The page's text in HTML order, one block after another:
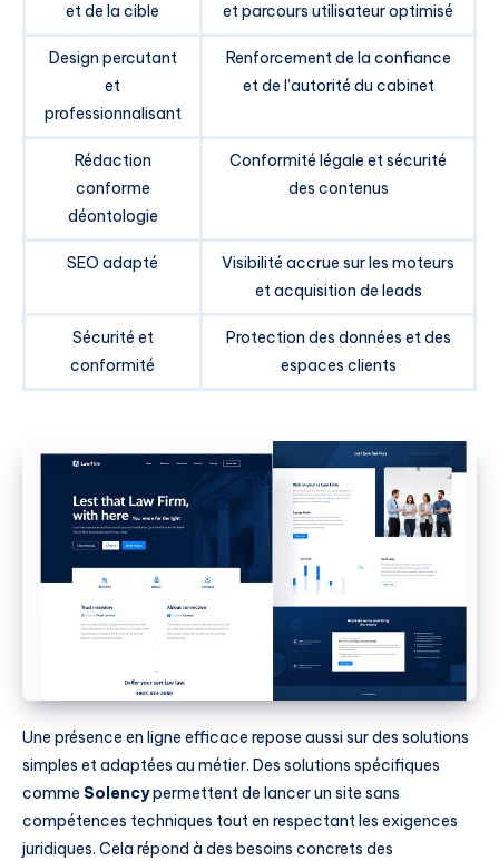
et de la cible
et parcours utilisateur optimisé
Design percutant
et
professionnalisant
Renforcement de la confiance
et de l’autorité du cabinet
Rédaction
conforme
déontologie
Conformité légale et sécurité
des contenus
SEO adapté
Visibilité accrue sur les moteurs
et acquisition de leads
Sécurité et
conformité
Protection des données et des
espaces clients
Une présence en ligne efficace repose aussi sur des solutions
simples et adaptées au métier. Des solutions spécifiques
comme Solencypermettent de lancer un site sans
compétences techniques tout en respectant les exigences
juridiques. Cela répond à des besoins concrets des